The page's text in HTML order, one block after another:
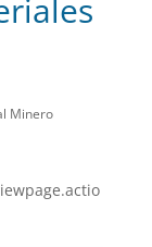
Minero